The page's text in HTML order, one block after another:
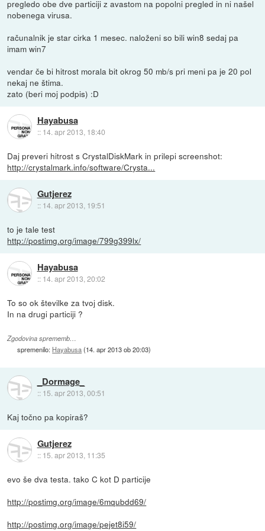
pregledo obe dve particiji z avastom na popolni pregled in ni našel
nobenega virusa.
računalnik je star cirka 1 mesec. naloženi so bili win8 sedaj pa
imam win7
vendar če bi hitrost morala bit okrog 50 mb/s pri meni pa je 20 pol
nekaj ne štima.
zato (beri moj podpis) :D
Hayabusa
:: 14. apr 2013, 18:40
Daj preveri hitrost s CrystalDiskMark in prilepi screenshot:
http://crystalmark.info/software/Crysta...
Gutjerez
:: 14. apr 2013, 19:51
to je tale test
http://postimg.org/image/799g399lx/
Hayabusa
:: 14. apr 2013, 20:02
To so ok številke za tvoj disk.
In na drugi particiji ?
Zgodovina sprememb…
spremenilo: Hayabusa(14. apr 2013 ob 20:03)
_Dormage_
:: 15. apr 2013, 00:51
Kaj točno pa kopiraš?
Gutjerez
:: 15. apr 2013, 11:35
evo še dva testa. tako C kot D particije
http://postimg.org/image/6mqubdd69/
http://postimg.org/image/pejet8i59/